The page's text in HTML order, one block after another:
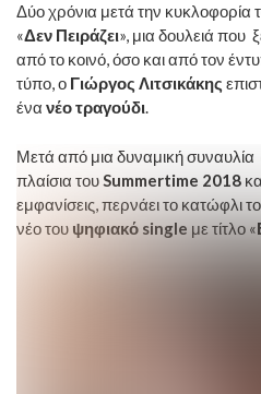
Δύο χρόνια μετά την κυκλοφορία
«Δεν Πειράζει», μια δουλειά που
από το κοινό, όσο και από τον
τύπο, ο Γιώργος Λιτσικάκης
ένα νέο τραγούδι.
Μετά από μια δυναμική συναυλία
πλαίσια τουSummertime 2018
εμφανίσεις, περνάει το κατώφλι
νέο του ψηφιακό single με τίτλο «